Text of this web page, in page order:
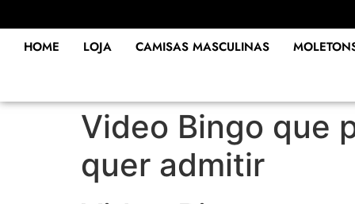
HOME LOJA CAMISAS MASCULINAS
Video Bingo que
quer admitir